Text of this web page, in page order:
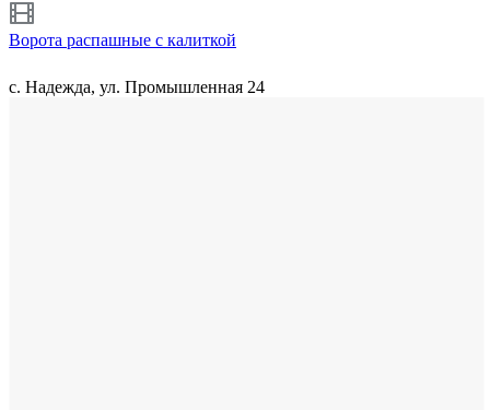
Ворота распашные с калиткой
с. Надежда, ул. Промышленная 24